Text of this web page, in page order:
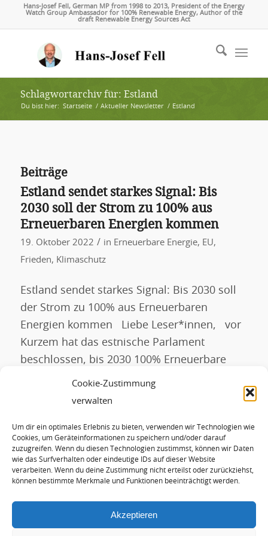
Cookie-Zustimmung
verwalten
Um dir ein optimales Erlebnis zu bieten, verwenden wir Technologien wie
Cookies, um Geräteinformationen zu speichern und/oder darauf
zuzugreifen. Wenn du diesen Technologien zustimmst, können wir Daten
wie das Surfverhalten oder eindeutige IDs auf dieser Website
verarbeiten. Wenn du deine Zustimmung nicht erteilst oder zurückziehst,
können bestimmte Merkmale und Funktionen beeinträchtigt werden.
Akzeptieren
Hans-Josef Fell, German MP from 1998 to 2013, President of the Energy
Watch Group Ambassador for 100% Renewable Energy, Author of the
draft Renewable Energy Sources Act
Schlagwortarchiv für: Estland
Du bist hier: Startseite / Aktueller Newsletter / Estland
Beiträge
Estland sendet starkes Signal: Bis
2030 soll der Strom zu 100% aus
Erneuerbaren Energien kommen
19. Oktober 2022 / in Erneuerbare Energie, EU,
Frieden, Klimaschutz
Estland sendet starkes Signal: Bis 2030 soll
der Strom zu 100% aus Erneuerbaren
Energien kommen Liebe Leser*innen, vor
Kurzem hat das estnische Parlament
beschlossen, bis 2030 100% Erneuerbare
Energien im Stromsektor zu erreichen, d.h.
bis 2030 soll der gesamte in Estland
erneuerbaren Energiequellen erzeugt
werden. Das bisherige 2030-Ziel lag […]